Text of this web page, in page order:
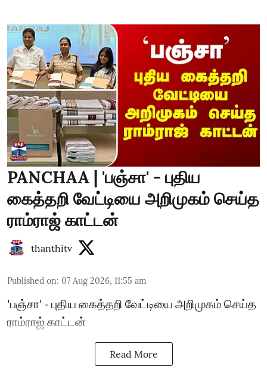
PANCHAA | 'பஞ்சா' - புதிய
கைத்தறி வேட்டியை அறிமுகம் செய்த
ராம்ராஜ் காட்டன்
thanthitv
Published on: 07 Aug 2026, 11:55 am
'பஞ்சா' - புதிய கைத்தறி வேட்டியை அறிமுகம் செய்த
ராம்ராஜ் காட்டன்
Read More